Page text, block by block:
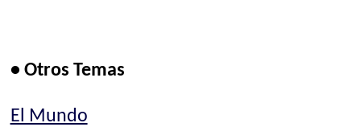
• Otros Temas
El Mundo